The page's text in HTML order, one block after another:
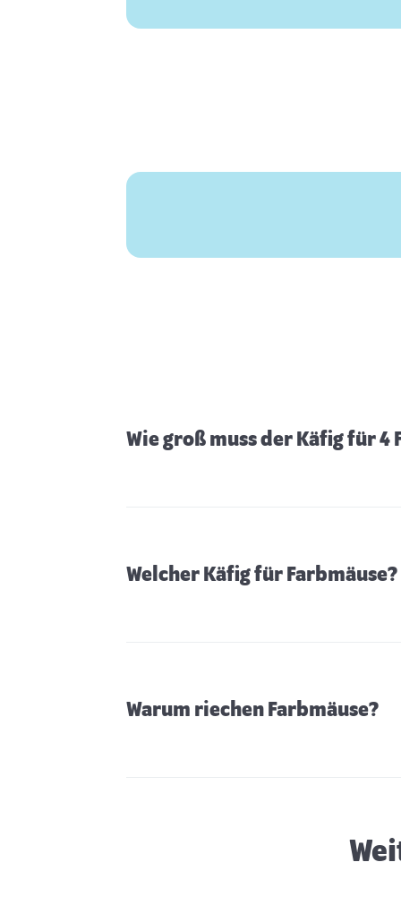
Wie groß muss der Käfig für 4
Welcher Käfig für Farbmäuse?
Warum riechen Farbmäuse?